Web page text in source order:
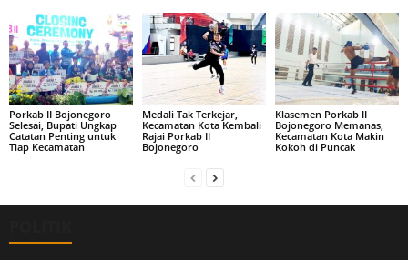
Porkab II Bojonegoro
Selesai, Bupati Ungkap
Catatan Penting untuk
Tiap Kecamatan
Medali Tak Terkejar,
Kecamatan Kota Kembali
Rajai Porkab II
Bojonegoro
Klasemen Porkab II
Bojonegoro Memanas,
Kecamatan Kota Makin
Kokoh di Puncak